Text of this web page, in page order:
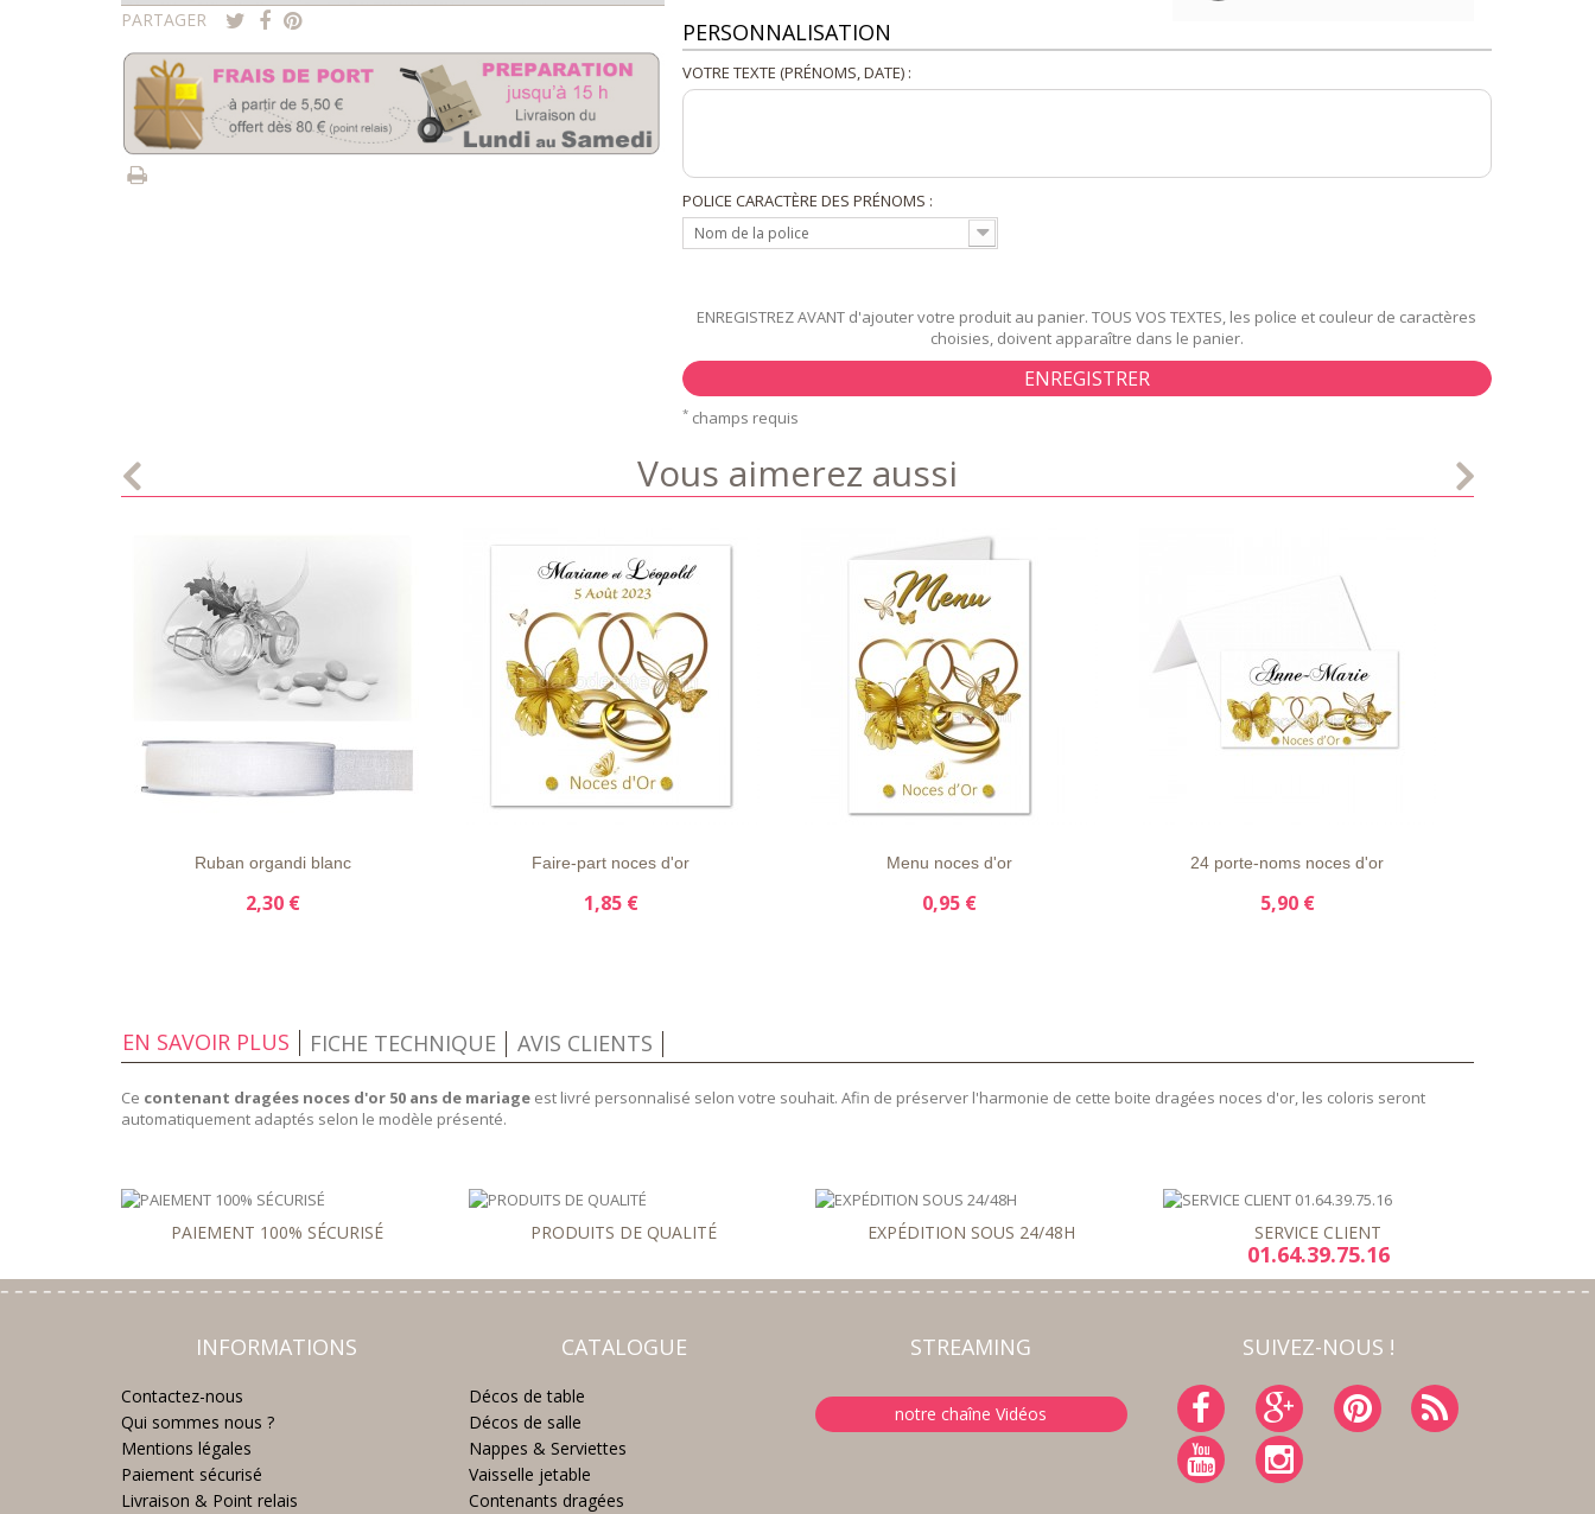
PARTAGER PERSONNALISATION
VOTRE TEXTE (PRÉNOMS, DATE) :
POLICE CARACTÈRE DES PRÉNOMS :
Nom de la police
ENREGISTREZ AVANT d'ajouter votre produit au panier. TOUS VOS TEXTES, les police et couleur de caractères
choisies, doivent apparaître dans le panier.
ENREGISTRER
*champs requis
Vous aimerez aussi
LISTE
APERÇU
DÉTAILS
Ruban organdi blanc
2,30 €
D'ENVIE
APERÇU
RAPIDE
Faire-part noces d'or
1,85 €
D'ENVIE
APERÇU
RAPIDE
Menu noces d'or
0,95 €
24 porte-noms noces d'or
5,90 €
EN SAVOIR PLUS FICHE TECHNIQUE AVIS CLIENTS
Ce contenant dragées noces d'or 50 ans de mariage est livré personnalisé selon votre souhait. Afin de préserver l'harmonie de cette boite dragées noces d'or, les coloris seront
automatiquement adaptés selon le modèle présenté.
PAIEMENT 100% SÉCURISÉ PRODUITS DE QUALITÉ EXPÉDITION SOUS 24/48H SERVICE CLIENT
01.64.39.75.16
INFORMATIONS
Contactez-nous
Qui sommes nous ?
Mentions légales
Paiement sécurisé
Livraison & Point relais
CATALOGUE
Décos de table
Décos de salle
Nappes & Serviettes
Vaisselle jetable
Contenants dragées
STREAMING
notre chaîne Vidéos
SUIVEZ-NOUS !